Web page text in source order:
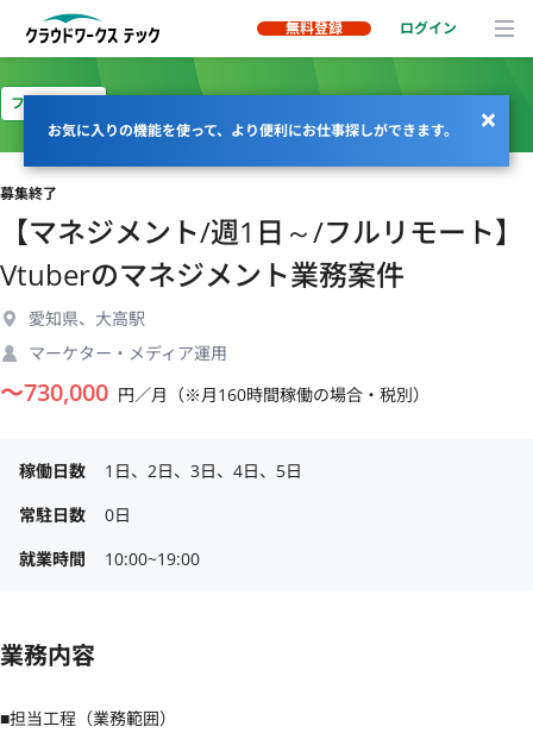
無料登録 ログイン
お気に入りの機能を使って、より便利にお仕事探しができます。
フルリモート
募集終了
【マネジメント/週1日～/フルリモート】
Vtuberのマネジメント業務案件
愛知県、大高駅
マーケター・メディア運用
〜730,000 円／月（※月160時間稼働の場合・税別）
稼働日数
1日、2日、3日、4日、5日
常駐日数
0日
就業時間
10:00~19:00
業務内容
■担当工程（業務範囲）